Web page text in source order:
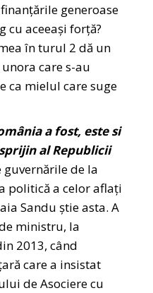
generoase
cu aceeași forță?
în turul 2 dă un
care s-au
ca mielul care suge
a fost, este si
al Republicii
de la
politică a celor aflați
Sandu știe asta. A
ministru, la
2013, când
care a insistat
de Asociere cu